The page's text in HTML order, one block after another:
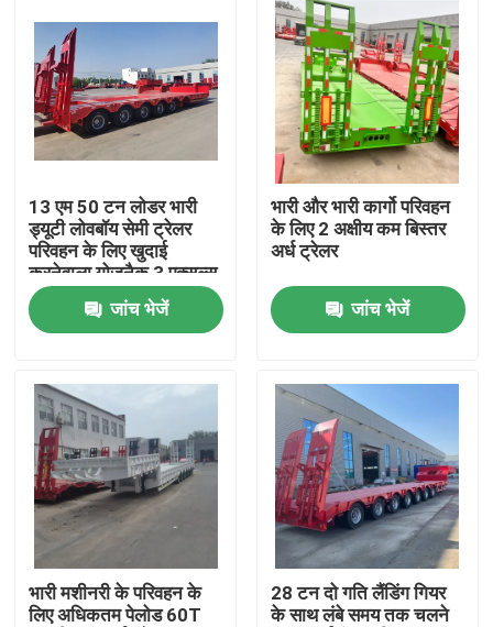
उत्पादों
वीडियो
हमारे बारे में
कारखाना भ्रमण
गुणवत्ता नियंत्रण
संपर्क करें
एक उद्धरण का अनुरोध करें
प्रयुक्त टिपर ट्रक
13 एम 50 टन लोडर भारी
ड्यूटी लोवबॉय सेमी ट्रेलर
परिवहन के लिए खुदाई
करनेवाला गोजनैक 3 एक्सल्स
कम बिस्तर
जांच भेजें
भारी और भारी कार्गो परिवहन
के लिए 2 अक्षीय कम बिस्तर
अर्ध ट्रेलर
जांच भेजें
भारी मशीनरी के परिवहन के
लिए अधिकतम पेलोड 60T
28 टन दो गति लैंडिंग गियर
के साथ लंबे समय तक चलने